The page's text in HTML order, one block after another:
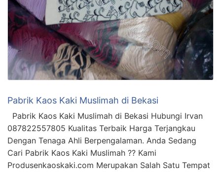
Pabrik Kaos Kaki Muslimah di Bekasi
Pabrik Kaos Kaki Muslimah di Bekasi Hubungi Irvan
087822557805 Kualitas Terbaik Harga Terjangkau
Dengan Tenaga Ahli Berpengalaman. Anda Sedang
Cari Pabrik Kaos Kaki Muslimah ?? Kami
Produsenkaoskaki.com Merupakan Salah Satu Tempat